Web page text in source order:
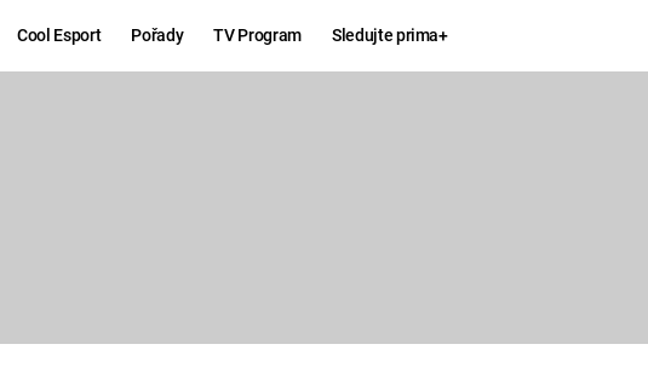
Cool Esport Pořady TV Program Sledujte prima+
KOMEDIE